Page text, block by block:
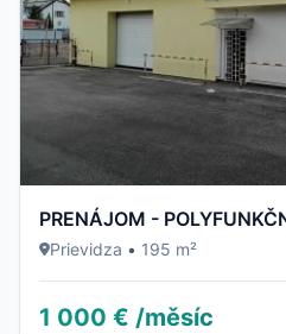
Prievidza • 195 m²
1 000 € /měsíc